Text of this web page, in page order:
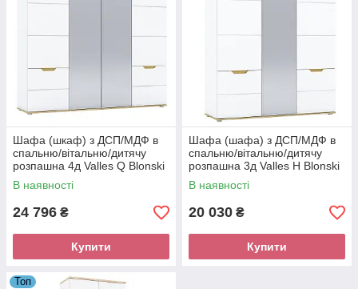
Шафа (шкаф) з ДСП/МДФ в
спальню/вітальню/дитячу
розпашна 4д Valles Q Blonski
В наявності
24 796 ₴
Купити
Шафа (шафа) з ДСП/МДФ в
спальню/вітальню/дитячу
розпашна 3д Valles H Blonski
В наявності
20 030 ₴
Купити
Топ